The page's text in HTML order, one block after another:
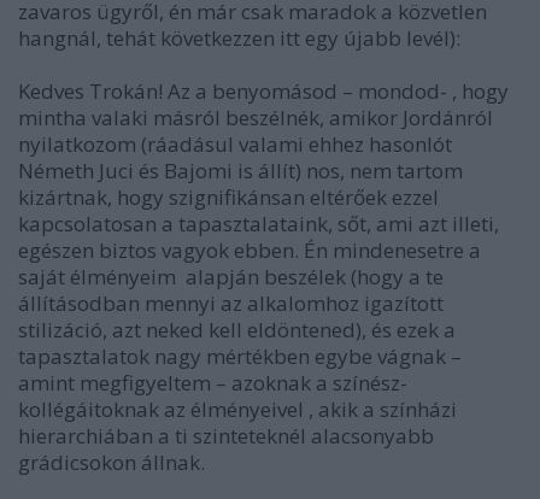
zavaros ügyről, én már csak maradok a közvetlen
hangnál, tehát következzen itt egy újabb levél):
Kedves Trokán! Az a benyomásod – mondod- , hogy
mintha valaki másról beszélnék, amikor Jordánról
nyilatkozom (ráadásul valami ehhez hasonlót
Németh Juci és Bajomi is állít) nos, nem tartom
kizártnak, hogy szignifikánsan eltérőek ezzel
kapcsolatosan a tapasztalataink, sőt, ami azt illeti,
egészen biztos vagyok ebben. Én mindenesetre a
saját élményeim alapján beszélek (hogy a te
állításodban mennyi az alkalomhoz igazított
stilizáció, azt neked kell eldöntened), és ezek a
tapasztalatok nagy mértékben egybe vágnak –
amint megfigyeltem – azoknak a színész-
kollégáitoknak az élményeivel , akik a színházi
hierarchiában a ti szinteteknél alacsonyabb
grádicsokon állnak.